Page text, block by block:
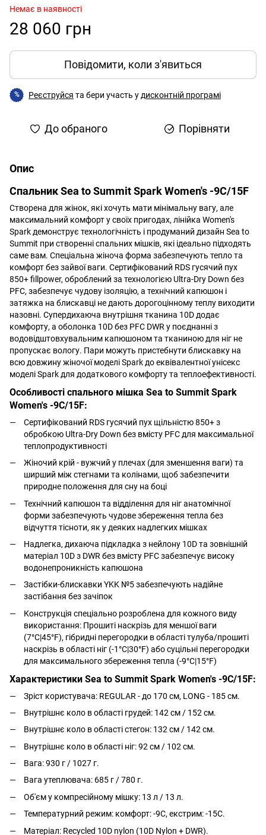
Немає в наявності
28 060 грн
Повідомити, коли з'явиться
% Реєструйся та бери участь у дисконтній програмі
До обраного Порівняти
Опис
СпальникSea to Summit Spark Women's -9C/15F
Створена для жінок, які хочуть мати мінімальну вагу, але
максимальний комфорт у своїх пригодах, лінійка Women's
Spark демонструє технологічність і продуманий дизайн Sea to
Summit при створенні спальних мішків, які ідеально підходять
саме вам. Спеціальна жіноча форма забезпечують тепло та
комфорт без зайвої ваги. Сертифікований RDS гусячий пух
850+ fillpower, оброблений за технологією Ultra-Dry Down без
PFC, забезпечує чудову ізоляцію, а технічний капюшон і
затяжка на блискавці не дають дорогоцінному теплу виходити
назовні. Супердихаюча внутрішня тканина 10D додає
комфорту, а оболонка 10D без PFC DWR у поєднанні з
водовідштовхувальним капюшоном та тканиною для ніг не
пропускає вологу. Пари можуть пристебнути блискавку на
всю довжину жіночої моделі Spark до еквівалентної унісекс
моделі Spark для додаткового комфорту та теплоефективності.
Особливості спального мішка Sea to Summit Spark
Women's -9C/15F:
Сертифікований RDS гусячий пух щільністю 850+ з
обробкою Ultra-Dry Down без вмісту PFC для максимальної
теплопродуктивності
Жіночий крій - вужчий у плечах (для зменшення ваги) та
ширший між стегнами та колінами, щоб забезпечити
природне положення для сну на боці
Технічний капюшон та відділення для ніг анатомічної
форми забезпечують чудове збереження тепла без
відчуття тісноти, як у деяких надлегких мішках
Надлегка, дихаюча підкладка з нейлону 10D та зовнішній
матеріал 10D з DWR без вмісту PFC забезпечує високу
водонепроникність капюшона
Застібки-блискавки YKK №5 забезпечують надійне
застібання без зачіпок
Конструкція спеціально розроблена для кожного виду
використання: Прошиті наскрізь для меншої ваги
(7°C|45°F), гібридні перегородки в області тулуба/прошиті
наскрізь в області ніг (-1°C|30°F) або суцільні перегородки
для максимального збереження тепла (-9°C|15°F)
Характеристики Sea to Summit Spark Women's -9C/15F:
Зріст користувача: REGULAR - до 170 см, LONG - 185 см.
Внутрішнє коло в області грудей: 142 см / 152 см.
Внутрішнє коло в області стегон: 132 см / 142 см.
Внутрішнє коло в області ніг: 92 см / 102 см.
Вага: 930 г / 1027 г.
Вага утеплювача: 685 г / 780 г.
Об'єм у компресійному мішку: 13 л / 13 л.
Температурний режим: комфорт: -9С, екстрим: -15С.
Матеріал: Recycled 10D nylon (10D Nylon + DWR).